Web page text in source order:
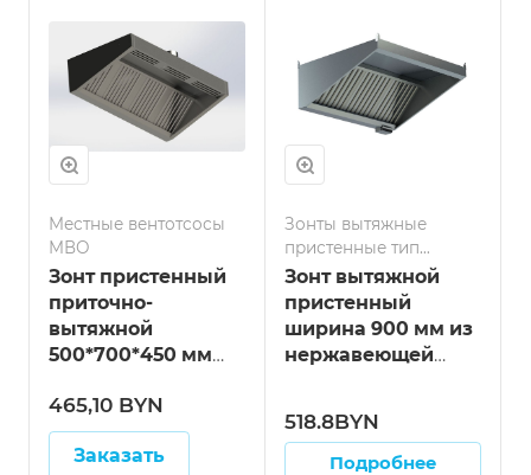
Местные вентотсосы
МВО
Зонт пристенный
приточно-
вытяжной
500*700*450 мм
нерж.стали
465,10 BYN
Заказать
Зонты вытяжные
пристенные тип
козырёк
Зонт вытяжной
пристенный
ширина 900 мм из
нержавеющей
700 мм
518.8BYN
Подробнее